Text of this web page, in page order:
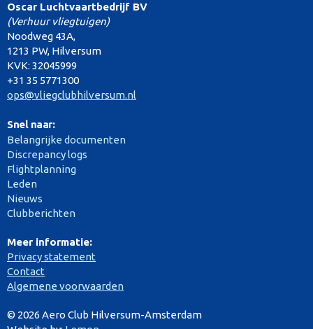
Oscar Luchtvaartbedrijf BV
(Verhuur vliegtuigen)
Noodweg 43A,
1213 PW, Hilversum
KVK: 32045999
+31 35 5771300
ops@vliegclubhilversum.nl
Snel naar:
Belangrijke documenten
Discrepancy logs
Flightplanning
Leden
Nieuws
Clubberichten
Meer informatie:
Privacy statement
Contact
Algemene voorwaarden
© 2026 Aero Club Hilversum-Amsterdam